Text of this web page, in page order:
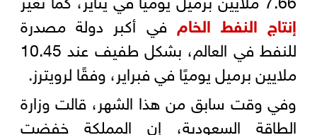
إنتاج النفط الخام في أكبر دولة مصدرة
للنفط في العالم، بشكل طفيف عند 10.45
ملايين برميل يوميًا في فبراير، وفقًا لرويترز.
وفي وقت سابق من هذا الشهر، قالت وزارة
الطاقة السعودية، إن المملكة خفضت